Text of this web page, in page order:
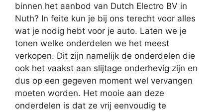
binnen het aanbod van Dutch Electro BV in
Nuth? In feite kun je bij ons terecht voor alles
wat je nodig hebt voor je auto. Laten we je
tonen welke onderdelen we het meest
verkopen. Dit zijn namelijk de onderdelen die
ook het vaakst aan slijtage onderhevig zijn en
dus op een gegeven moment wel vervangen
moeten worden. Het mooie aan deze
onderdelen is dat ze vrij eenvoudig te